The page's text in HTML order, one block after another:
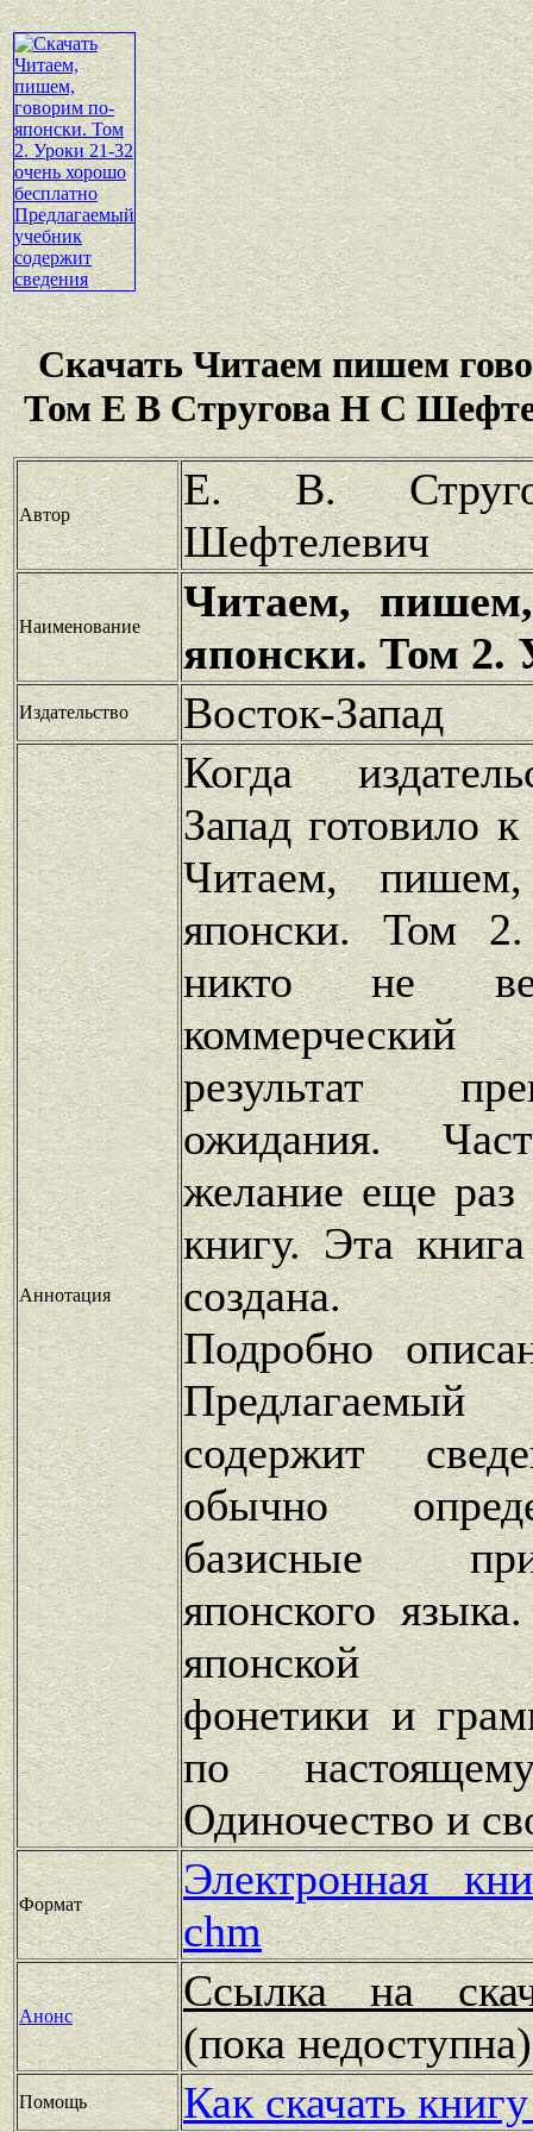
Скачать Читаем пишем
Том Е В Стругова Н С
Автор
Е. В.
Шефтелевич
Наименование
Читаем,
японски. Том 2.
Издательство Восток-Запад
Аннотация
Когда
Запад готовило
Читаем,
японски. Том
никто не
результат
ожидания.
желание еще раз
книгу. Эта
создана.
Подробно
содержит
обычно
базисные
японского
японской
фонетики и
по
Одиночество и
Формат
Электронная
chm
Анонс
Ссылка на
(пока
Помощь Как скачать